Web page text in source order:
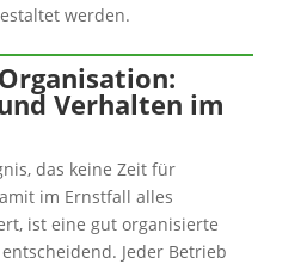
werden.
Verhalten im
das keine Zeit für
im Ernstfall alles
ist eine gut organisierte
Jeder Betrieb